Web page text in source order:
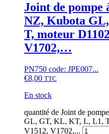
Joint de pompe
NZ, Kubota
T, moteur
V1702,…
PN750 code: JPE007...
€8,00 TTC
En stock
quantité de Joint de
GL, GT, KL, KT, L, L1,
V1512, V1702,...